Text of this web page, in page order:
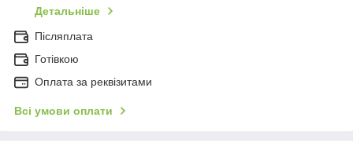
Детальніше
Післяплата
Готівкою
Оплата за реквізитами
Всі умови оплати